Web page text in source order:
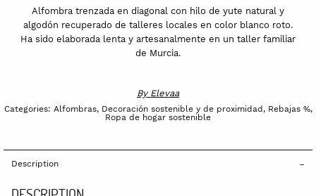
algodón
#Cala
Alfombra trenzada en diagonal con hilo de yute natural y
algodón recuperado de talleres locales en color blanco roto.
Ha sido elaborada lenta y artesanalmente en un taller familiar
de Murcia.
By Elevaa
Categories: Alfombras, Decoración sostenible y de proximidad, Rebajas %,
Ropa de hogar sostenible
Description